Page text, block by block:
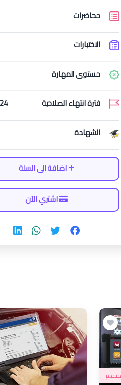
محاضرات
الاختبارات
مستوى المهارة
فترة انتهاء الصلاحية 24 Months
الشهادة
اضافة الى السلة
اشتري الآن
متقدم